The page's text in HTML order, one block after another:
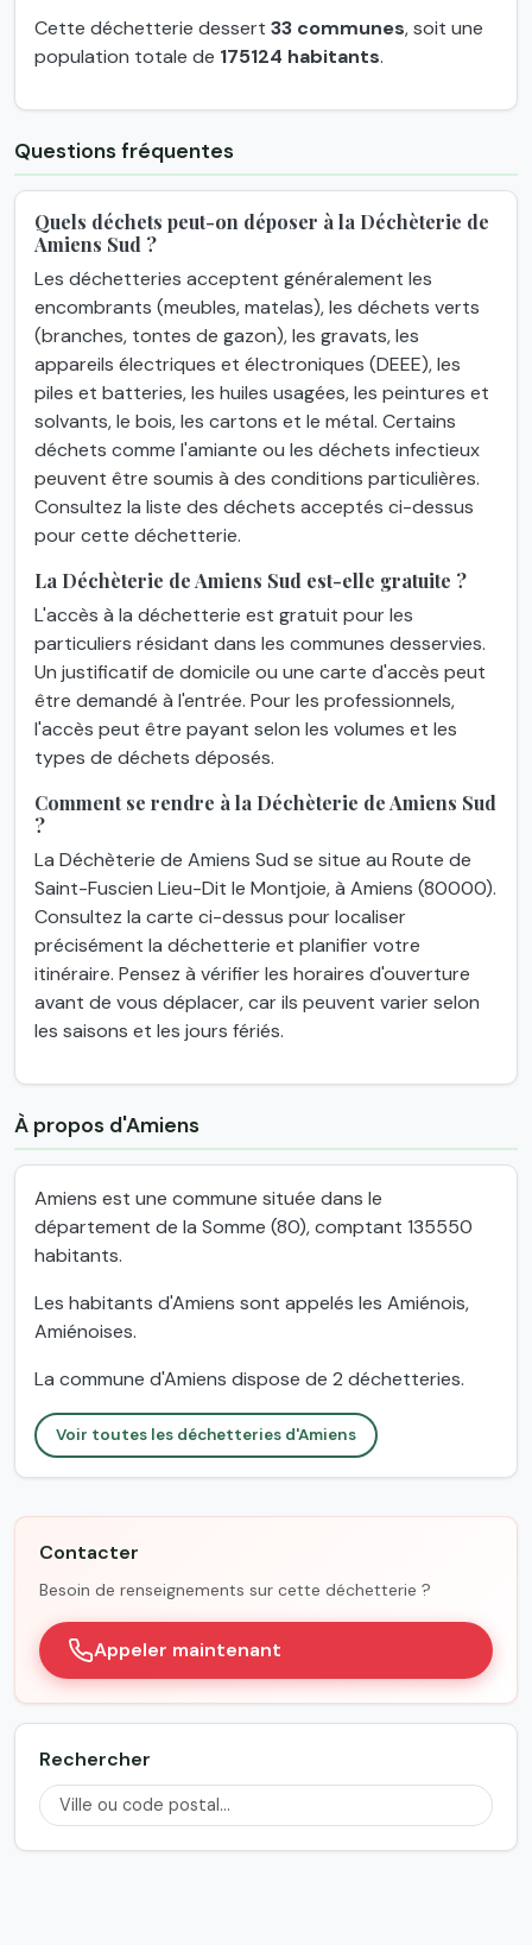
Cette déchetterie dessert 33 communes, soit une
population totale de 175124 habitants.
Questions fréquentes
Quels déchets peut-on déposer à la Déchèterie de
Amiens Sud ?
Les déchetteries acceptent généralement les
encombrants (meubles, matelas), les déchets verts
(branches, tontes de gazon), les gravats, les
appareils électriques et électroniques (DEEE), les
piles et batteries, les huiles usagées, les peintures et
solvants, le bois, les cartons et le métal. Certains
déchets comme l'amiante ou les déchets infectieux
peuvent être soumis à des conditions particulières.
Consultez la liste des déchets acceptés ci-dessus
pour cette déchetterie.
La Déchèterie de Amiens Sud est-elle gratuite ?
L'accès à la déchetterie est gratuit pour les
particuliers résidant dans les communes desservies.
Un justificatif de domicile ou une carte d'accès peut
être demandé à l'entrée. Pour les professionnels,
l'accès peut être payant selon les volumes et les
types de déchets déposés.
Comment se rendre à la Déchèterie de Amiens Sud
?
La Déchèterie de Amiens Sud se situe au Route de
Saint-Fuscien Lieu-Dit le Montjoie, à Amiens (80000).
Consultez la carte ci-dessus pour localiser
précisément la déchetterie et planifier votre
itinéraire. Pensez à vérifier les horaires d'ouverture
avant de vous déplacer, car ils peuvent varier selon
les saisons et les jours fériés.
À propos d'Amiens
Amiens est une commune située dans le
département de la Somme (80), comptant 135550
habitants.
Les habitants d'Amiens sont appelés les Amiénois,
Amiénoises.
La commune d'Amiens dispose de 2 déchetteries.
Voir toutes les déchetteries d'Amiens
Contacter
Besoin de renseignements sur cette déchetterie ?
Appeler maintenant
Rechercher